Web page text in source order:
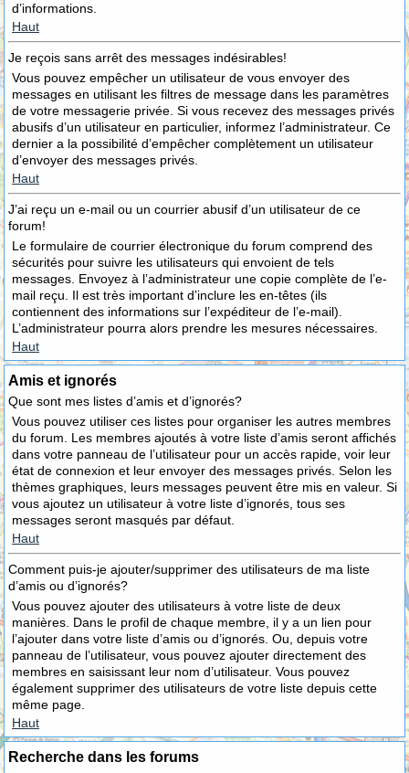
d’informations.
Haut
Je reçois sans arrêt des messages indésirables!
Vous pouvez empêcher un utilisateur de vous envoyer des
messages en utilisant les filtres de message dans les paramètres
de votre messagerie privée. Si vous recevez des messages privés
abusifs d’un utilisateur en particulier, informez l’administrateur. Ce
dernier a la possibilité d’empêcher complètement un utilisateur
d’envoyer des messages privés.
Haut
J’ai reçu un e-mail ou un courrier abusif d’un utilisateur de ce
forum!
Le formulaire de courrier électronique du forum comprend des
sécurités pour suivre les utilisateurs qui envoient de tels
messages. Envoyez à l’administrateur une copie complète de l’e-
mail reçu. Il est très important d’inclure les en-têtes (ils
contiennent des informations sur l’expéditeur de l’e-mail).
L’administrateur pourra alors prendre les mesures nécessaires.
Haut
Amis et ignorés
Que sont mes listes d’amis et d’ignorés?
Vous pouvez utiliser ces listes pour organiser les autres membres
du forum. Les membres ajoutés à votre liste d’amis seront affichés
dans votre panneau de l’utilisateur pour un accès rapide, voir leur
état de connexion et leur envoyer des messages privés. Selon les
thèmes graphiques, leurs messages peuvent être mis en valeur. Si
vous ajoutez un utilisateur à votre liste d’ignorés, tous ses
messages seront masqués par défaut.
Haut
Comment puis-je ajouter/supprimer des utilisateurs de ma liste
d’amis ou d’ignorés?
Vous pouvez ajouter des utilisateurs à votre liste de deux
manières. Dans le profil de chaque membre, il y a un lien pour
l’ajouter dans votre liste d’amis ou d’ignorés. Ou, depuis votre
panneau de l’utilisateur, vous pouvez ajouter directement des
membres en saisissant leur nom d’utilisateur. Vous pouvez
également supprimer des utilisateurs de votre liste depuis cette
même page.
Haut
Recherche dans les forums